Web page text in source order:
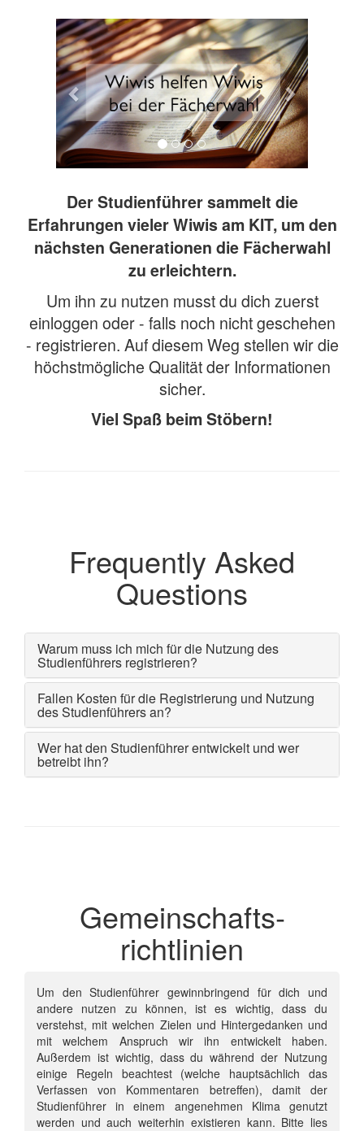
Previous Next
Der Studienführer sammelt die
Erfahrungen vieler Wiwis am KIT, um den
nächsten Generationen die Fächerwahl
zu erleichtern.
Um ihn zu nutzen musst du dich zuerst
einloggen oder - falls noch nicht geschehen
- registrieren. Auf diesem Weg stellen wir die
höchstmögliche Qualität der Informationen
sicher.
Viel Spaß beim Stöbern!
Frequently Asked
Questions
Warum muss ich mich für die Nutzung des
Studienführers registrieren?
Fallen Kosten für die Registrierung und Nutzung
des Studienführers an?
Wer hat den Studienführer entwickelt und wer
betreibt ihn?
Gemeinschafts­
richtlinien
Um den Studienführer gewinnbringend für dich und
andere nutzen zu können, ist es wichtig, dass du
verstehst, mit welchen Zielen und Hintergedanken und
mit welchem Anspruch wir ihn entwickelt haben.
Außerdem ist wichtig, dass du während der Nutzung
einige Regeln beachtest (welche hauptsächlich das
Verfassen von Kommentaren betreffen), damit der
Studienführer in einem angenehmen Klima genutzt
werden und auch weiterhin existieren kann. Bitte lies